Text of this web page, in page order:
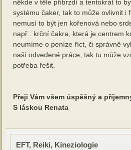
někde v těle přibrzdí a tentokrát to
systému čaker, tak to může ovlivnit i
nemusí to být jen kořenová nebo
např.: krční čakra, která je centrem
neumíme o peníze říct, či správně
naší odvedené práce, tak tu může
potřeba řešit.
Přeji Vám všem úspěšný a
S láskou Renata
EFT, Reiki, Kineziologie